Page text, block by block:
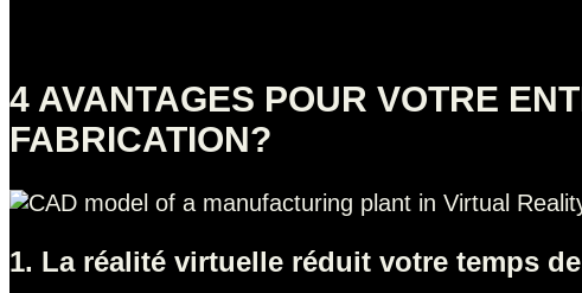
4 AVANTAGES POUR VOTRE
FABRICATION?
1. La réalité virtuelle réduit votre temps